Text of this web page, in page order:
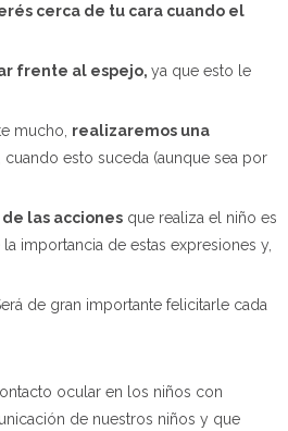
cerca de tu cara cuando el
frente al espejo, ya que esto le
mucho, realizaremos una
esto suceda (aunque sea por
de las acciones que realiza el niño es
importancia de estas expresiones y,
de gran importante felicitarle cada
ocular en los niños con
de nuestros niños y que